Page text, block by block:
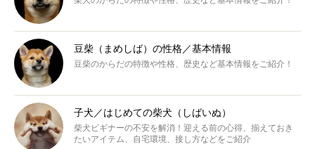
豆柴（まめしば）の性格／基本情報
豆柴のからだの特徴や性格、歴史など基本情報をご紹介！
子犬／はじめての柴犬（しばいぬ）
柴犬ビギナーの不安を解消！迎える前の心得、揃えておき
たいアイテム、自宅環境、接し方などをご紹介